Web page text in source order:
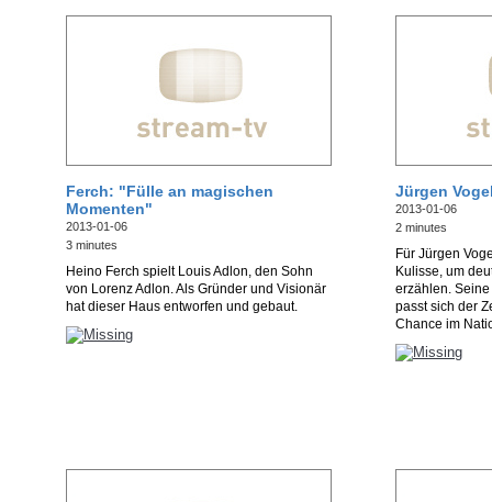
Ferch: "Fülle an magischen
Momenten"
2013-01-06
3 minutes
Heino Ferch spielt Louis Adlon, den Sohn
von Lorenz Adlon. Als Gründer und Visionär
hat dieser Haus entworfen und gebaut.
Jürgen
2013-01-06
2 minutes
Für Jürgen
Kulisse, um
erzählen.
passt sich der
Chance im